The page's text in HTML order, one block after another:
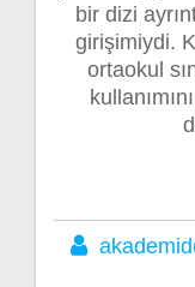
bir dizi
girişimiydi.
ortaokul